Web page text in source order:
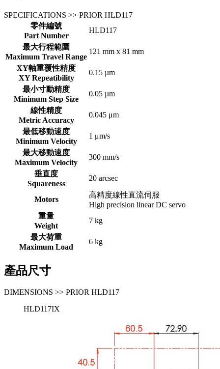
SPECIFICATIONS >> PRIOR HLD117
零件編號
Part Number
HLD117
最大行程範圍
Maximum Travel Range
121 mm x 81 mm
XY軸重覆性精度
XY Repeatibility
0.15 µm
最小寸動精度
Minimum Step Size
0.05 µm
線性精度
Metric Accuracy
0.045 μm
最低移動速度
Minimum Velocity
1 μm/s
最大移動速度
Maximum Velocity
300 mm/s
垂直度
Squareness
20 arcsec
Motors
高精度線性直流伺服
High precision linear DC servo
重量
Weight
7 kg
最大荷重
Maximum Load
6 kg
產品尺寸
DIMENSIONS >> PRIOR HLD117
HLD117IX